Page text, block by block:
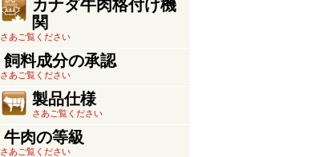
関
さあご覧ください
飼料成分の承認
さあご覧ください
製品仕様
さあご覧ください
牛肉の等級
さあご覧ください